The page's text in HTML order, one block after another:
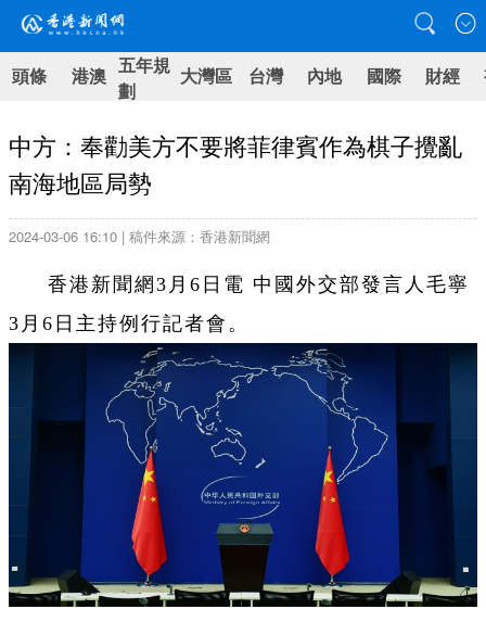
頭條 港澳 五年規
劃
大灣區 台灣 內地 國際 財經
中方：奉勸美方不要將菲律賓作為棋子攪亂
南海地區局勢
2024-03-06 16:10 | 稿件來源：香港新聞網
香港新聞網3月6日電 中國外交部發言人毛寧
3月6日主持例行記者會。